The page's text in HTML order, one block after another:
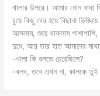
খালার উপরে। আমার ধোন বাধা
চুয়ে কিছু বের হয়ে বিছানা
আসলাম, শুয়ে থাকলাম
দুধে, আর তার হাত আমাদের
-খালা কি বলতে চেয়েছিলে?
-বলব, তবে এখন না, কালকে তুই